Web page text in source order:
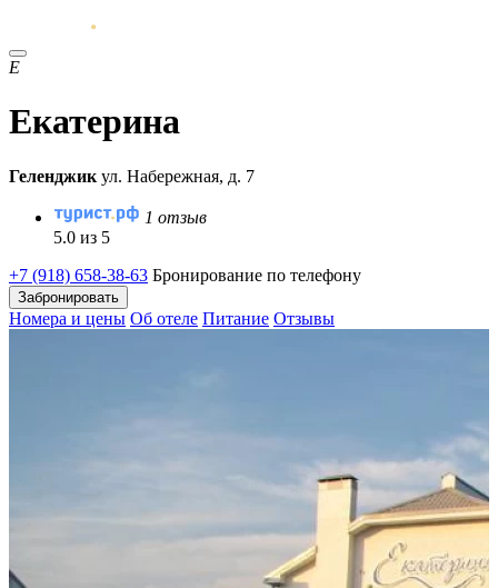
Е
Екатерина
Геленджик ул. Набережная, д. 7
1 отзыв
5.0 из 5
+7 (918) 658-38-63 Бронирование по телефону
Забронировать
Номера и цены Об отеле Питание Отзывы